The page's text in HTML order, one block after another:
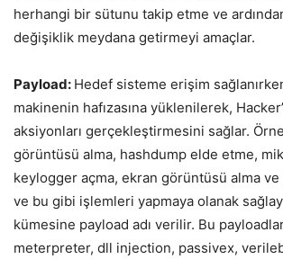
herhangi bir sütunu takip etme ve
değişiklik meydana getirmeyi amaçlar.
Payload: Hedef sisteme erişim
makinenin hafızasına yüklenilerek,
aksiyonları gerçekleştirmesini sağlar.
görüntüsü alma, hashdump elde etme,
keylogger açma, ekran görüntüsü alma
ve bu gibi işlemleri yapmaya olanak
kümesine payload adı verilir. Bu
meterpreter, dll injection, passivex,